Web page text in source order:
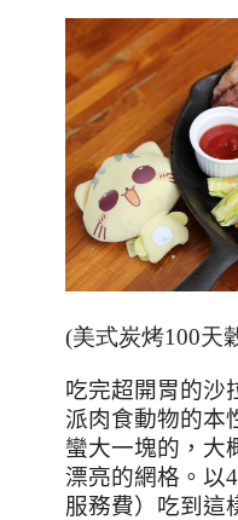
(美式炭烤100天
吃完超開胃的沙
派肉食動物的本
蠻大一塊的，大
漂亮的網格。以
服務費）吃到這